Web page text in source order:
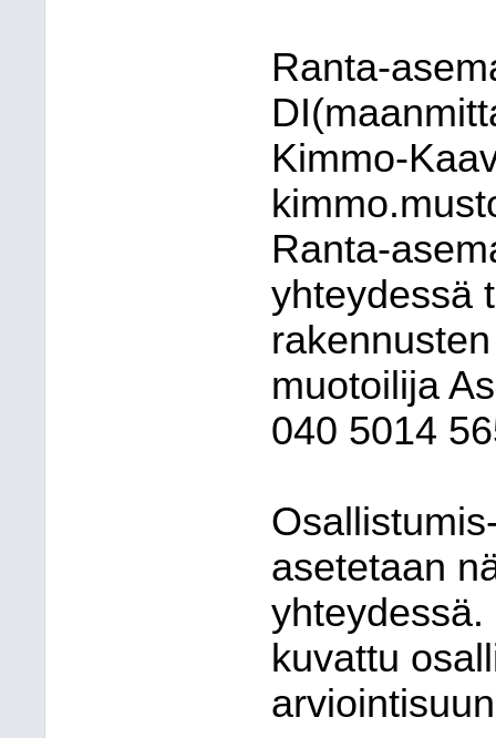
Ranta-
Kimmo-
Ranta-
yhteydessä
muotoilija
040 5014
asetetaan
kuvattu